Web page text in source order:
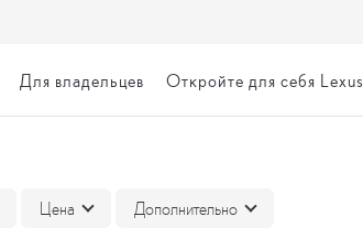
Для владельцев Откройте для себя Lexus
Цена Дополнительно